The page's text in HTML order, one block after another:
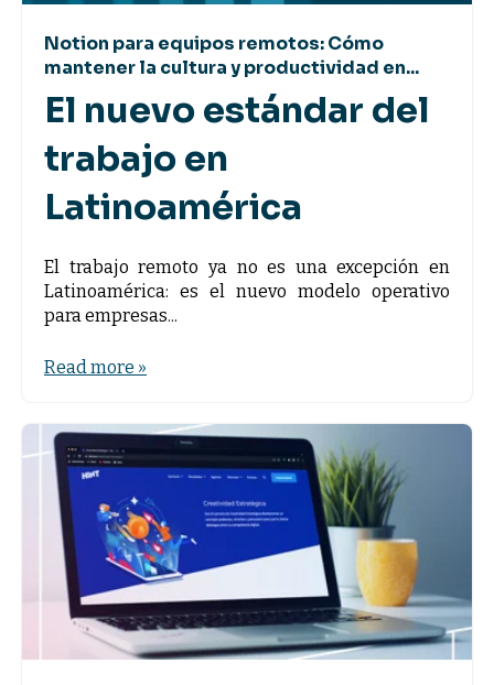
Notion para equipos remotos: Cómo
mantener la cultura y productividad en...
El nuevo estándar del
trabajo en
Latinoamérica
El trabajo remoto ya no es una excepción en
Latinoamérica: es el nuevo modelo operativo
para empresas...
Read more »